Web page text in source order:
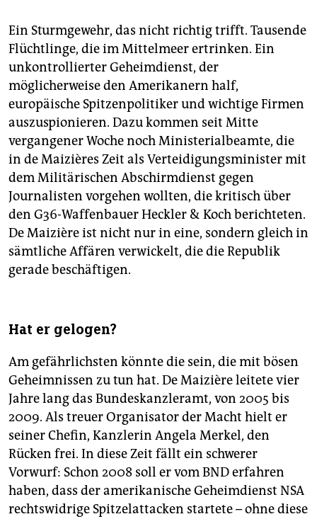
Ein Sturmgewehr, das nicht richtig trifft. Tausende
Flüchtlinge, die im Mittelmeer ertrinken. Ein
unkontrollierter Geheimdienst, der
möglicherweise den Amerikanern half,
europäische Spitzenpolitiker und wichtige Firmen
auszuspionieren. Dazu kommen seit Mitte
vergangener Woche noch Ministerialbeamte, die
in de Maizières Zeit als Verteidigungsminister mit
dem Militärischen Abschirmdienst gegen
Journalisten vorgehen wollten, die kritisch über
den G36-Waffenbauer Heckler & Koch berichteten.
De Maizière ist nicht nur in eine, sondern gleich in
sämtliche Affären verwickelt, die die Republik
gerade beschäftigen.
Hat er gelogen?
Am gefährlichsten könnte die sein, die mit bösen
Geheimnissen zu tun hat. De Maizière leitete vier
Jahre lang das Bundeskanzleramt, von 2005 bis
2009. Als treuer Organisator der Macht hielt er
seiner Chefin, Kanzlerin Angela Merkel, den
Rücken frei. In diese Zeit fällt ein schwerer
Vorwurf: Schon 2008 soll er vom BND erfahren
haben, dass der amerikanische Geheimdienst NSA
rechtswidrige Spitzelattacken startete – ohne diese